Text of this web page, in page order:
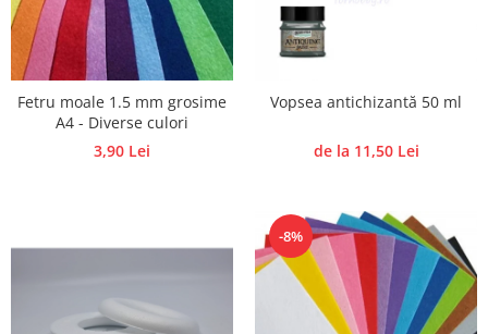
Fetru moale 1.5 mm grosime
A4 - Diverse culori
3,90 Lei
Vopsea antichizantă 50 ml
de la 11,50 Lei
-8%